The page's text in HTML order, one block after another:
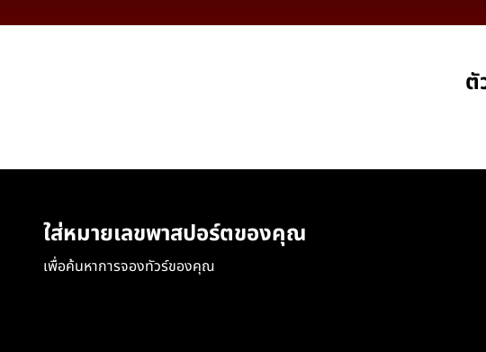
ตั
ใส่หมายเลขพาสปอร์ตของคุณ
เพื่อค้นหาการจองทัวร์ของคุณ